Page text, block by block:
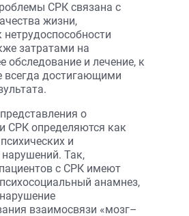
СРК связана с
жизни,
затратами на
обследование и лечение, к
всегда достигающими
о
СРК определяются как
и
Так,
с СРК имеют
анамнез,
взаимосвязи «мозг–